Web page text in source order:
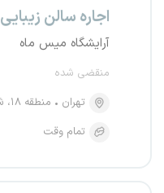
اجاره سالن زیبایی
آرایشگاه میس ماه
منقضی شده
تهران
منطقه ۱۸، شهرک ولیعصر جنوبی
تمام وقت